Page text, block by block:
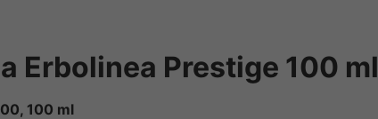
Erbolinea Prestige 100 ml
100 ml